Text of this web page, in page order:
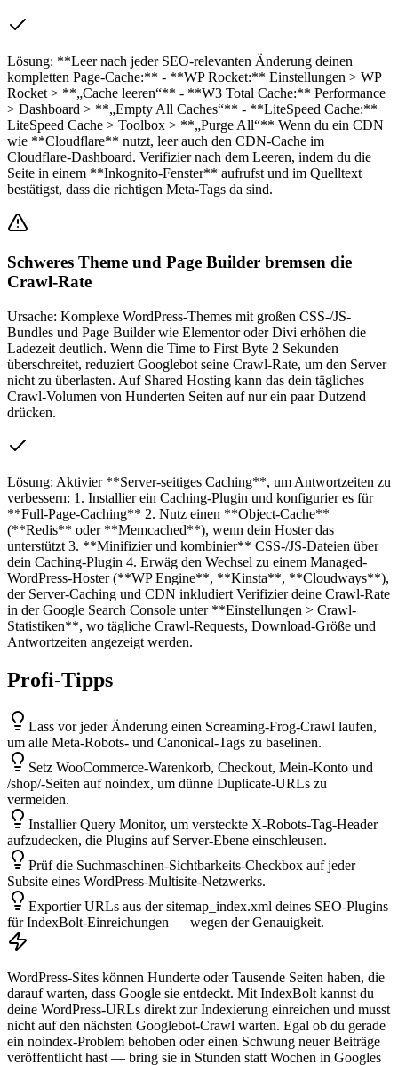
Lösung: **Leer nach jeder SEO-relevanten Änderung deinen
kompletten Page-Cache:** - **WP Rocket:** Einstellungen > WP
Rocket > **„Cache leeren“** - **W3 Total Cache:** Performance
> Dashboard > **„Empty All Caches“** - **LiteSpeed Cache:**
LiteSpeed Cache > Toolbox > **„Purge All“** Wenn du ein CDN
wie **Cloudflare** nutzt, leer auch den CDN-Cache im
Cloudflare-Dashboard. Verifizier nach dem Leeren, indem du die
Seite in einem **Inkognito-Fenster** aufrufst und im Quelltext
bestätigst, dass die richtigen Meta-Tags da sind.
Schweres Theme und Page Builder bremsen die
Crawl-Rate
Ursache: Komplexe WordPress-Themes mit großen CSS-/JS-
Bundles und Page Builder wie Elementor oder Divi erhöhen die
Ladezeit deutlich. Wenn die Time to First Byte 2 Sekunden
überschreitet, reduziert Googlebot seine Crawl-Rate, um den Server
nicht zu überlasten. Auf Shared Hosting kann das dein tägliches
Crawl-Volumen von Hunderten Seiten auf nur ein paar Dutzend
drücken.
Lösung: Aktivier **Server-seitiges Caching**, um Antwortzeiten zu
verbessern: 1. Installier ein Caching-Plugin und konfigurier es für
**Full-Page-Caching** 2. Nutz einen **Object-Cache**
(**Redis** oder **Memcached**), wenn dein Hoster das
unterstützt 3. **Minifizier und kombinier** CSS-/JS-Dateien über
dein Caching-Plugin 4. Erwäg den Wechsel zu einem Managed-
WordPress-Hoster (**WP Engine**, **Kinsta**, **Cloudways**),
der Server-Caching und CDN inkludiert Verifizier deine Crawl-Rate
in der Google Search Console unter **Einstellungen > Crawl-
Statistiken**, wo tägliche Crawl-Requests, Download-Größe und
Antwortzeiten angezeigt werden.
Profi-Tipps
Lass vor jeder Änderung einen Screaming-Frog-Crawl laufen,
um alle Meta-Robots- und Canonical-Tags zu baselinen.
Setz WooCommerce-Warenkorb, Checkout, Mein-Konto und
/shop/-Seiten auf noindex, um dünne Duplicate-URLs zu
vermeiden.
Installier Query Monitor, um versteckte X-Robots-Tag-Header
aufzudecken, die Plugins auf Server-Ebene einschleusen.
Prüf die Suchmaschinen-Sichtbarkeits-Checkbox auf jeder
Subsite eines WordPress-Multisite-Netzwerks.
Exportier URLs aus der sitemap_index.xml deines SEO-Plugins
für IndexBolt-Einreichungen — wegen der Genauigkeit.
WordPress-Sites können Hunderte oder Tausende Seiten haben, die
darauf warten, dass Google sie entdeckt. Mit IndexBolt kannst du
deine WordPress-URLs direkt zur Indexierung einreichen und musst
nicht auf den nächsten Googlebot-Crawl warten. Egal ob du gerade
ein noindex-Problem behoben oder einen Schwung neuer Beiträge
veröffentlicht hast — bring sie in Stunden statt Wochen in Googles